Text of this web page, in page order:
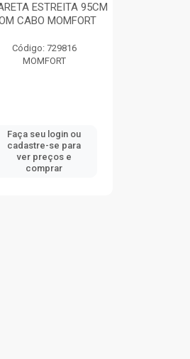
ESTREITA 95CM
CABO MOMFORT
Código: 729816
MOMFORT
Faça seu login ou
cadastre-se para
ver preços e
comprar